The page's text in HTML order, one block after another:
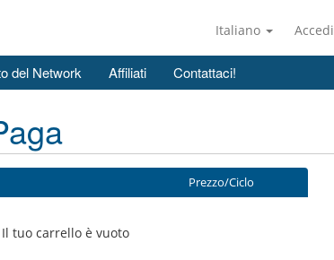
Italiano Accedi
del Network Affiliati Contattaci!
Prezzo/Ciclo
Il tuo carrello è vuoto